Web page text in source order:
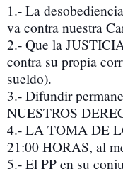
1.- La
va contra nuestra
2.- Que la
contra su propia
sueldo).
3.- Difundir
NUESTROS
4.- LA TOMA DE
21:00 HORAS, al
5.- El PP en su